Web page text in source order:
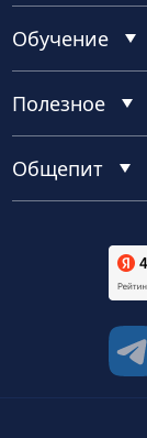
Обучение
Полезное
Общепит